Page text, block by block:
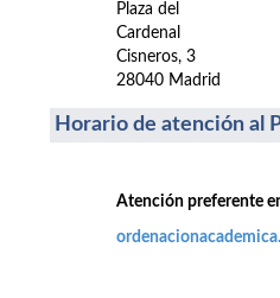
Plaza del
Cardenal
Cisneros, 3
28040 Madrid
Horario de atención al
Atención preferente